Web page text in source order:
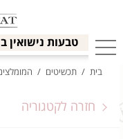
טבעות נישואין
בית / תכשיטים /
חזרה לקטגוריה